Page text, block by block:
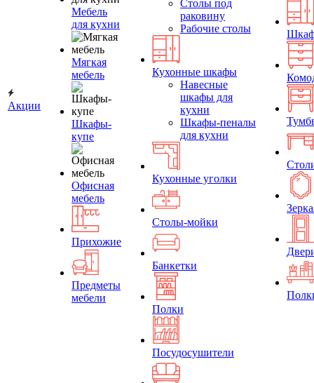
Акции
Мебель
для кухни
Мягкая
мебель
Шкафы-
купе
Офисная
мебель
Прихожие
Предметы
мебели
Столы под
раковину
Рабочие столы
Кухонные шкафы
Навесные
шкафы для
кухни
Шкафы-пеналы
для кухни
Кухонные уголки
Столы-мойки
Банкетки
Полки
Посудосушители